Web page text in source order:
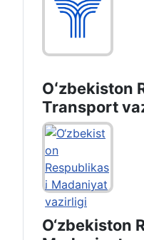
O‘zbekiston
Adliya vazirligi